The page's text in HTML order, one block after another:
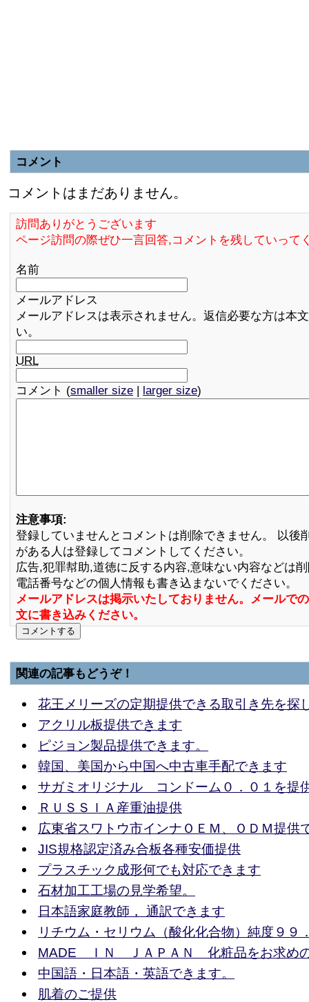
コメント
コメントはまだありません。
訪問ありがとうございます
ページ訪問の際ぜひ一言回答,コメントを残していって
名前
メールアドレス
メールアドレスは表示されません。返信必要な方は本
い。
URL
コメント (smaller size | larger size)
注意事項:
登録していませんとコメントは削除できません。 以後
がある人は登録してコメントしてください。
広告,犯罪幇助,道徳に反する内容,意味ない内容などは
電話番号などの個人情報も書き込まないでください。
メールアドレスは掲示いたしておりません。メールで
文に書き込みください。
関連の記事もどうぞ！
花王メリーズの定期提供できる取引き先を探
アクリル板提供できます
ピジョン製品提供できます。
韓国、美国から中国へ中古車手配できます
サガミオリジナル コンドーム０．０１を提
ＲＵＳＳＩＡ産重油提供
広東省スワトウ市インナＯＥＭ、ＯＤＭ提供
JIS規格認定済み合板各種安価提供
プラスチック成形何でも対応できます
石材加工工場の見学希望。
日本語家庭教師， 通訳できます
リチウム・セリウム（酸化化合物）純度９９
MADE ＩＮ ＪＡＰＡＮ 化粧品をお求め
中国語・日本語・英語できます。
肌着のご提供